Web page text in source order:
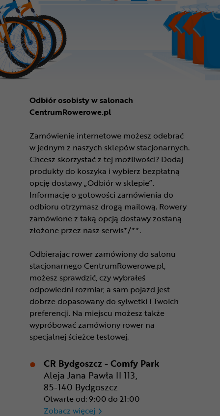
Odbiór osobisty w salonach
CentrumRowerowe.pl
Zamówienie internetowe możesz odebrać
w jednym z naszych sklepów stacjonarnych.
Chcesz skorzystać z tej możliwości? Dodaj
produkty do koszyka i wybierz bezpłatną
opcję dostawy „Odbiór w sklepie”.
Informację o gotowości zamówienia do
odbioru otrzymasz drogą mailową. Rowery
zamówione z taką opcją dostawy zostaną
złożone przez nasz serwis*/**.
Odbierając rower zamówiony do salonu
stacjonarnego CentrumRowerowe.pl,
możesz sprawdzić, czy wybrałeś
odpowiedni rozmiar, a sam pojazd jest
dobrze dopasowany do sylwetki i Twoich
preferencji. Na miejscu możesz także
wypróbować zamówiony rower na
specjalnej ścieżce testowej.
CR Bydgoszcz - Comfy Park
Aleja Jana Pawła II 113,
85-140 Bydgoszcz
Otwarte od: 9:00 do 21:00
Zobacz więcej CR Bydgoszcz - Comfy Park